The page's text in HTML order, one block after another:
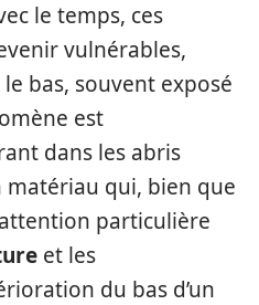
le temps, ces
vulnérables,
bas, souvent exposé
est
dans les abris
qui, bien que
particulière
et les
du bas d’un